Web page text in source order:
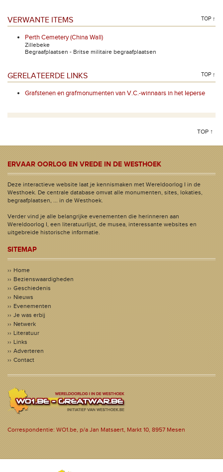
VERWANTE ITEMS TOP ↑
Perth Cemetery (China Wall)
Zillebeke
Begraafplaatsen - Britse militaire begraafplaatsen
GERELATEERDE LINKS TOP ↑
Grafstenen en grafmonumenten van V.C.-winnaars in het Ieperse
TOP ↑
ERVAAR OORLOG EN VREDE IN DE WESTHOEK
Deze interactieve website laat je kennismaken met Wereldoorlog I in de
Westhoek. De centrale database omvat alle monumenten, sites, lokaties,
begraafplaatsen, ... in de Westhoek.
Verder vind je alle belangrijke evenementen die herinneren aan
Wereldoorlog I, een literatuurlijst, de musea, interessante websites en
uitgebreide historische informatie.
SITEMAP
Home
Bezienswaardigheden
Geschiedenis
Nieuws
Evenementen
Je was erbij
Netwerk
Literatuur
Links
Adverteren
Contact
Correspondentie: WO1.be, p/a Jan Matsaert, Markt 10, 8957 Mesen